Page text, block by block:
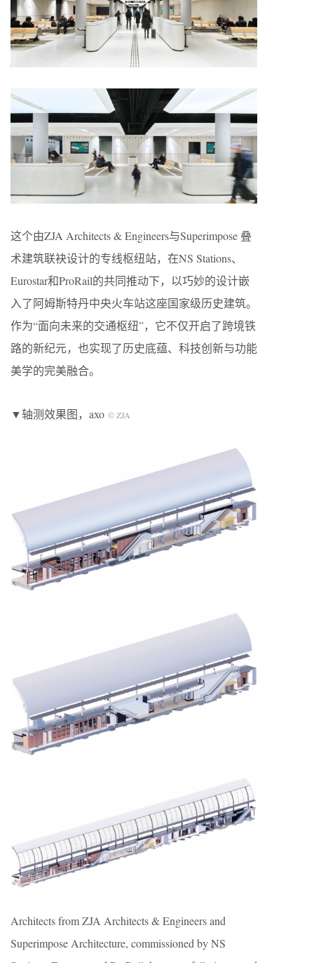
这个由ZJA Architects & Engineers与Superimpose 叠
术建筑联袂设计的专线枢纽站，在NS Stations、
Eurostar和ProRail的共同推动下，以巧妙的设计嵌
入了阿姆斯特丹中央火车站这座国家级历史建筑。
作为“面向未来的交通枢纽”，它不仅开启了跨境铁
路的新纪元，也实现了历史底蕴、科技创新与功能
美学的完美融合。
▼轴测效果图，axo © ZJA
Architects from ZJA Architects & Engineers and
Superimpose Architecture, commissioned by NS